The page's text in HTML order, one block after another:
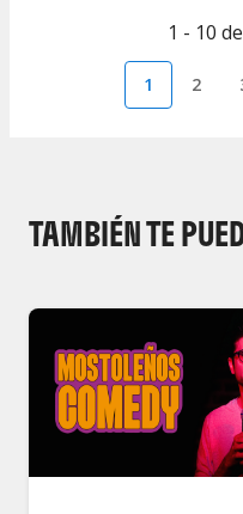
1 - 10
1 2
TAMBIÉN TE